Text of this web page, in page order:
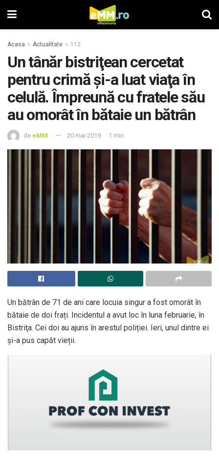
Acasa Actualitate 112
Un tânăr bistriţean cercetat
pentru crimă şi-a luat viaţa în
celulă. Împreună cu fratele său
au omorât în bătaie un bătrân
de eMM 20 mai 2019 1 min
Un bătrân de 71 de ani care locuia singur a fost omorât în
bătaie de doi frați. Incidentul a avut loc în luna februarie, în
Bistriţa. Cei doi au ajuns în arestul poliției. Ieri, unul dintre ei
și-a pus capăt vieții.